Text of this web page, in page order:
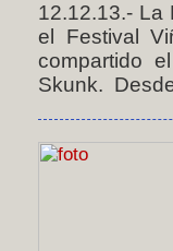
12.12.13.- La
el Festival
compartido
Skunk.